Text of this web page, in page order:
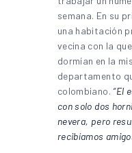
semana. En su
una habitación
vecina con la
dormían en la
departamento
colombiano.“El
con solo dos
nevera, pero
recibíamos